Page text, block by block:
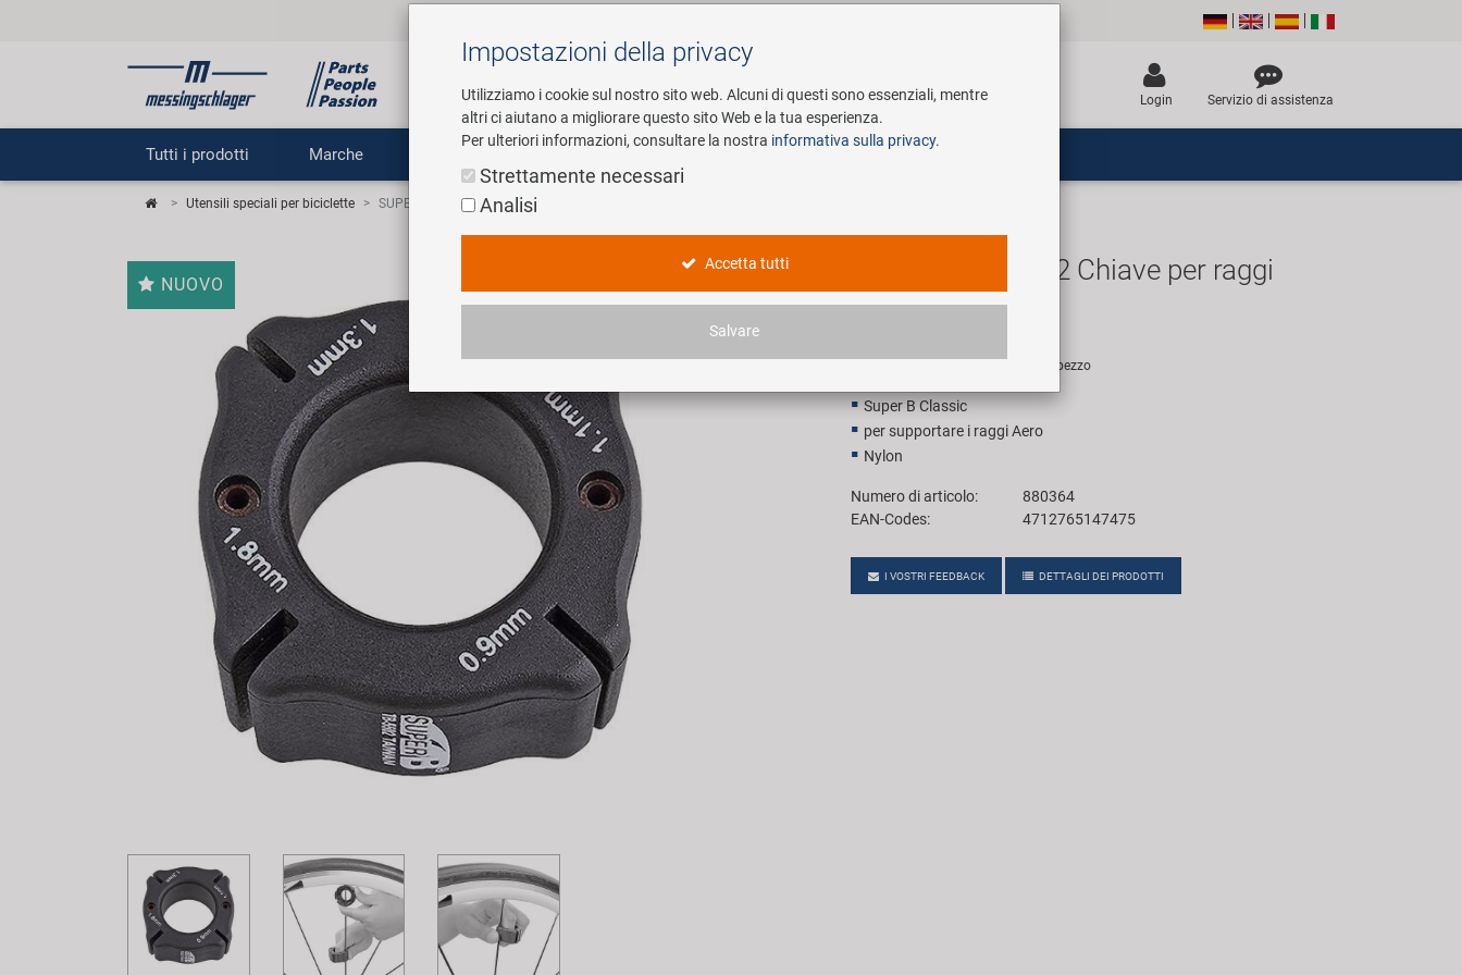
Cerca
Login Servizio di assistenza
Tutti i prodotti Marche E-Mobility
Utensili speciali per biciclette SUPER B TB-5502 Chiave per raggi
NUOVO SUPER B TB-5502 Chiave per raggi
Prezzo di vendita consigliato per 1 pezzo
Super B Classic
per supportare i raggi Aero
Nylon
Numero di articolo:
880364
EAN-Codes:
4712765147475
I VOSTRI FEEDBACK DETTAGLI DEI PRODOTTI
Impostazioni della privacy
Utilizziamo i cookie sul nostro sito web. Alcuni di questi sono essenziali, mentre
altri ci aiutano a migliorare questo sito Web e la tua esperienza.
Per ulteriori informazioni, consultare la nostra informativa sulla privacy.
Strettamente necessari
Analisi
Accetta tutti
Salvare